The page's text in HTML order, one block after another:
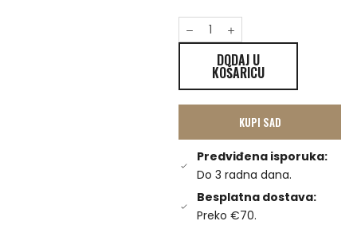
DODAJ U
KOŠARICU
KUPI SAD
Predviđena isporuka:
Do 3 radna dana.
Besplatna dostava:
Preko €70.